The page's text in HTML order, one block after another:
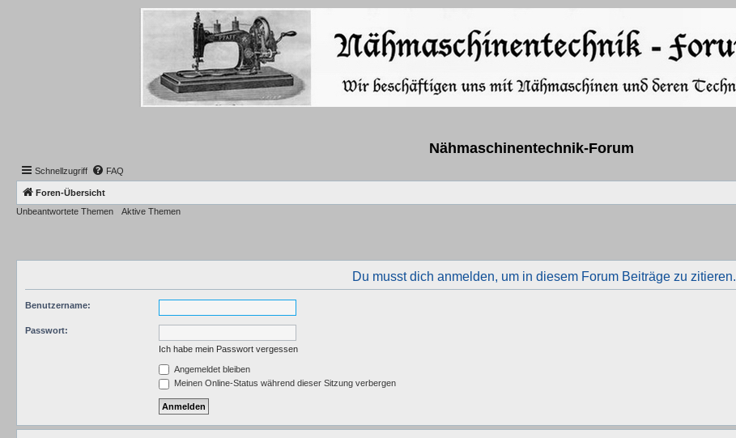
Nähmaschinentechnik-Forum
Schnellzugriff FAQ
Foren-Übersicht
Unbeantwortete Themen
Aktive Themen
Du musst dich anmelden, um in diesem Forum Beiträge zu zitieren.
Benutzername:
Passwort:
Ich habe mein Passwort vergessen
Angemeldet bleiben
Meinen Online-Status während dieser Sitzung verbergen